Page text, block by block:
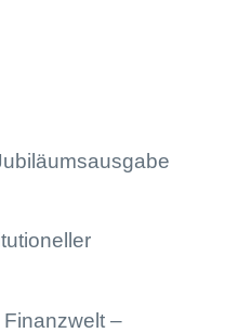
–